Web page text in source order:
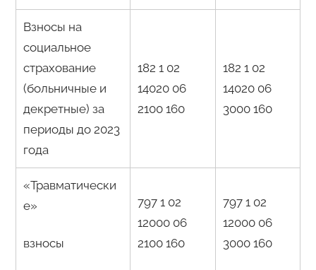
Взносы на
социальное
страхование
(больничные и
декретные) за
периоды до 2023
года
182 1 02
14020 06
2100 160
182 1 02
14020 06
3000 160
«Травматически
е»
взносы
797 1 02
12000 06
2100 160
797 1 02
12000 06
3000 160